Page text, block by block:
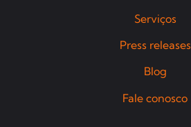
Serviços
Press releases
Blog
Fale conosco